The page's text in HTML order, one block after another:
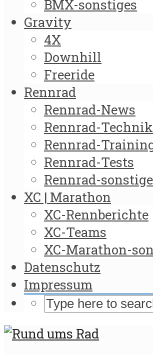
BMX-sonstiges
Gravity
4X
Downhill
Freeride
Rennrad
Rennrad-News
Rennrad-Technik
Rennrad-
Rennrad-Tests
Rennrad-
XC | Marathon
XC-Rennberichte
XC-Teams
XC-Marathon-
Datenschutz
Impressum